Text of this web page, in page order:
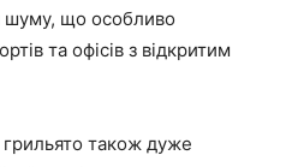
шуму, що особливо
та офісів з відкритим
також дуже